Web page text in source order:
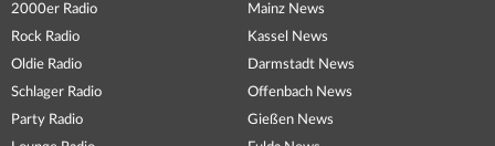
2000er Radio
Rock Radio
Oldie Radio
Schlager Radio
Party Radio
Mainz News
Kassel News
Darmstadt News
Offenbach News
Gießen News